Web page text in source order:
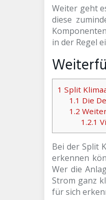
Weiter geht
diese
in der Regel
1 Split
1.1 Die
1.2
1.2.1
Bei der Split
erkennen
Wer die
Strom ganz
für sich